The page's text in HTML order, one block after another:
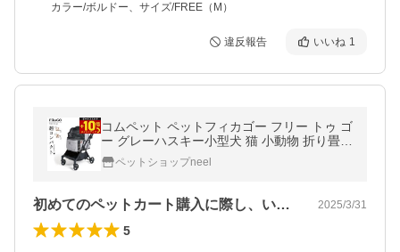
カラー/ボルドー、サイズ/FREE（M）
違反報告 いいね 1
コムペット ペットフィカゴー フリー トゥ ゴ
ー グレーハスキー小型犬 猫 小動物 折り畳み
軽量ペットショップneel
初めてのペットカート購入に際し、いろい… 2025/3/31
5